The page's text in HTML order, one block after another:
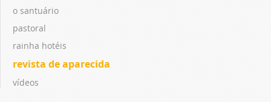
o santuário
pastoral
rainha hotéis
revista de aparecida
vídeos